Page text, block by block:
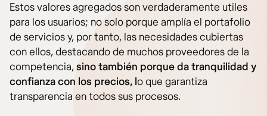
Estos valores agregados son verdaderamente utiles
para los usuarios; no solo porque amplía el portafolio
de servicios y, por tanto, las necesidades cubiertas
con ellos, destacando de muchos proveedores de la
competencia,sino también porque da tranquilidad y
confianza con los precios, lo que garantiza
transparencia en todos sus procesos.